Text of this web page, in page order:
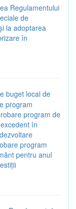
Regulamentului
de
la adoptarea
în
buget local de
program
program de
în
program
pentru anul